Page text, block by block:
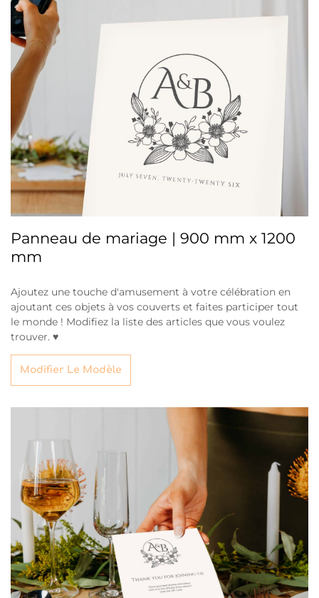
Panneau de mariage | 900 mm x 1200
mm
Ajoutez une touche d'amusement à votre célébration en
ajoutant ces objets à vos couverts et faites participer tout
le monde ! Modifiez la liste des articles que vous voulez
trouver. ♥
Modifier Le Modèle